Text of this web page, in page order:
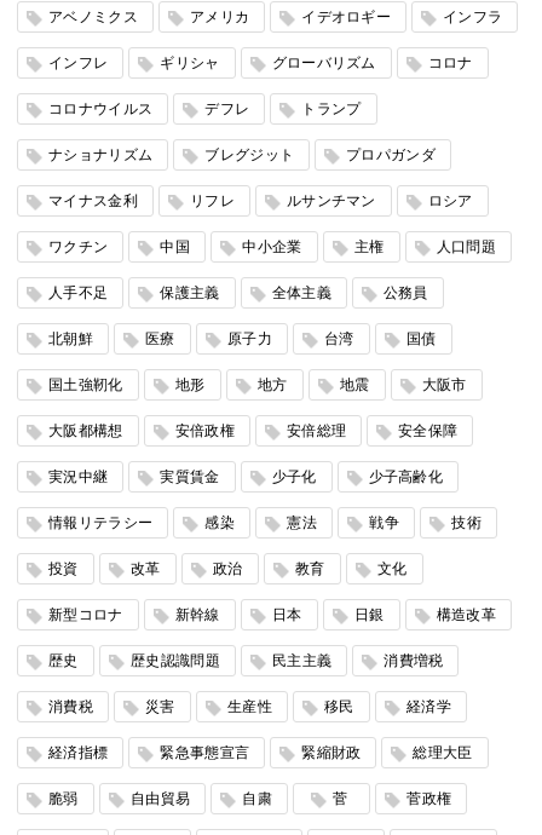
アベノミクス アメリカ イデオロギー インフラ
インフレ ギリシャ グローバリズム コロナ
コロナウイルス デフレ トランプ
ナショナリズム ブレグジット プロパガンダ
マイナス金利 リフレ ルサンチマン ロシア
ワクチン 中国 中小企業 主権 人口問題
人手不足 保護主義 全体主義 公務員
北朝鮮 医療 原子力 台湾 国債
国土強靭化 地形 地方 地震 大阪市
大阪都構想 安倍政権 安倍総理 安全保障
実況中継 実質賃金 少子化 少子高齢化
情報リテラシー 感染 憲法 戦争 技術
投資 改革 政治 教育 文化
新型コロナ 新幹線 日本 日銀 構造改革
歴史 歴史認識問題 民主主義 消費増税
消費税 災害 生産性 移民 経済学
経済指標 緊急事態宣言 緊縮財政 総理大臣
脆弱 自由貿易 自粛 菅 菅政権